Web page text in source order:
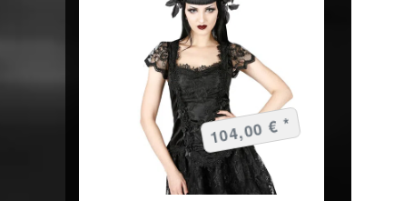
104,00 € *